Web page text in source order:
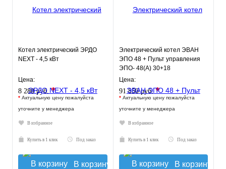
Котел электрический ЭРДО
NEXT - 4,5 кВт
Цена:
8 280 руб.*
* Актуальную цену пожалуйста
уточните у менеджера
В избранное
Купить в 1 клик Под заказ
В корзину
Электрический котел ЭВАН
ЭПО 48 + Пульт управления
ЭПО- 48(А) 30+18
Цена:
91 850 руб.*
* Актуальную цену пожалуйста
уточните у менеджера
В избранное
Купить в 1 клик Под заказ
В корзину